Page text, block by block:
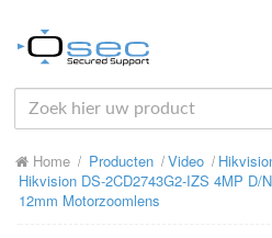
HOME
OVER ONS
Home Producten Video
Hikvision DS-2CD2743G2-IZS 4MP D/
12mm Motorzoomlens